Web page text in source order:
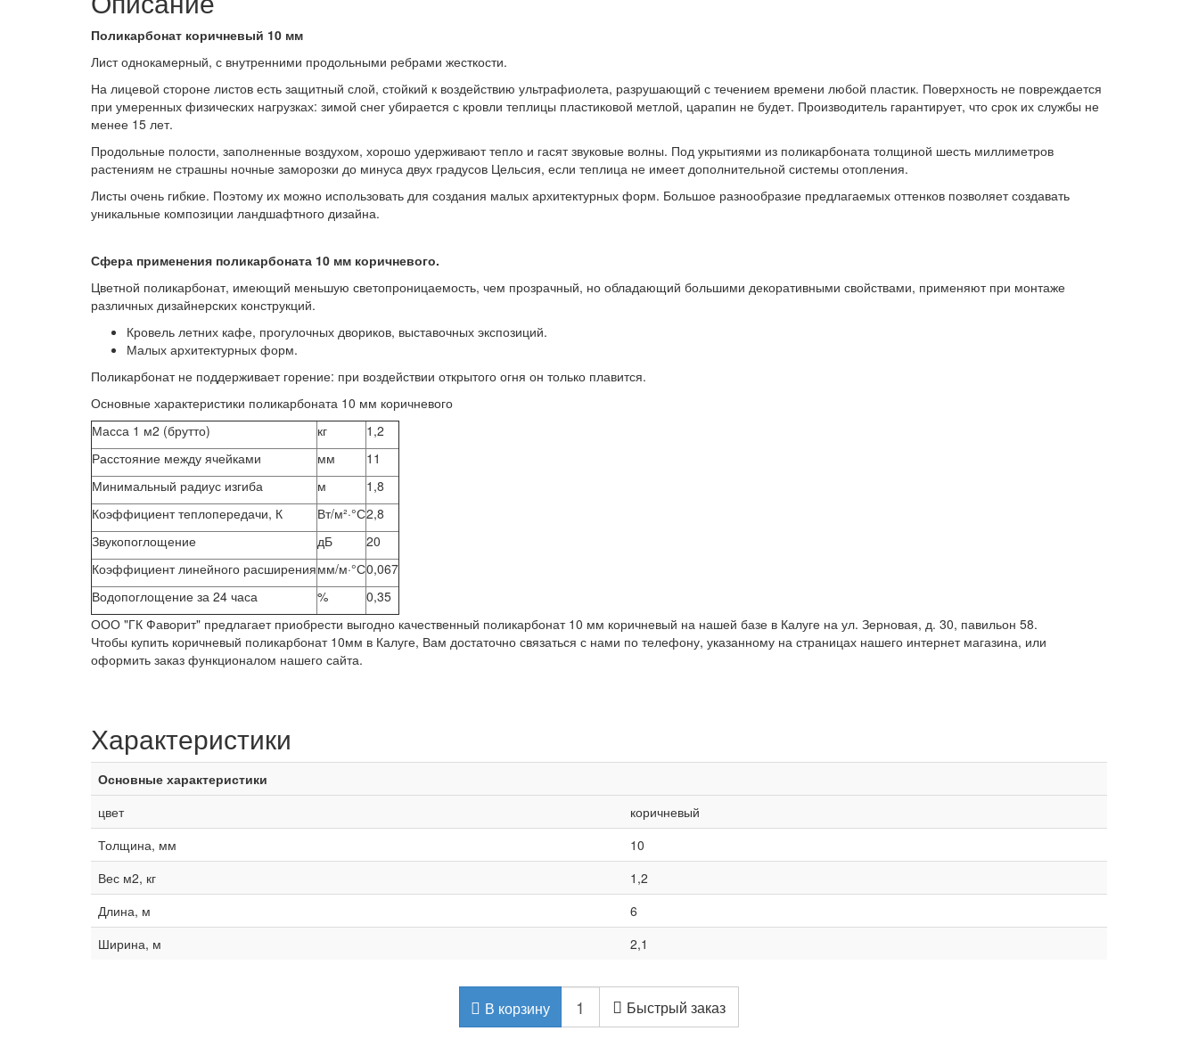
Поликарбонат коричневый 10 мм
Лист однокамерный, с внутренними продольными ребрами жесткости.
На лицевой стороне листов есть защитный слой, стойкий к воздействию ультрафиолета, разрушающий с течением времени любой пластик. Поверхность не повреждается
при умеренных физических нагрузках: зимой снег убирается с кровли теплицы пластиковой метлой, царапин не будет. Производитель гарантирует, что срок их службы не
менее 15 лет.
Продольные полости, заполненные воздухом, хорошо удерживают тепло и гасят звуковые волны. Под укрытиями из поликарбоната толщиной шесть миллиметров
растениям не страшны ночные заморозки до минуса двух градусов Цельсия, если теплица не имеет дополнительной системы отопления.
Листы очень гибкие. Поэтому их можно использовать для создания малых архитектурных форм. Большое разнообразие предлагаемых оттенков позволяет создавать
уникальные композиции ландшафтного дизайна.
Сфера применения поликарбоната 10 мм коричневого.
Цветной поликарбонат, имеющий меньшую светопроницаемость, чем прозрачный, но обладающий большими декоративными свойствами, применяют при монтаже
различных дизайнерских конструкций.
Кровель летних кафе, прогулочных двориков, выставочных экспозиций.
Малых архитектурных форм.
Поликарбонат не поддерживает горение: при воздействии открытого огня он только плавится.
Основные характеристики поликарбоната 10 мм коричневого
Масса 1 м2 (брутто)
кг
1,2
Расстояние между ячейками
мм
11
Минимальный радиус изгиба
м
1,8
Коэффициент теплопередачи, К
Вт/м²·°С2,8
Звукопоглощение
дБ
20
Коэффициент линейного расширениямм/м·°С0,067
Водопоглощение за 24 часа
%
0,35
ООО "ГК Фаворит" предлагает приобрести выгодно качественный поликарбонат 10 мм коричневый на нашей базе в Калуге на ул. Зерновая, д. 30, павильон 58.
Чтобы купить коричневый поликарбонат 10мм в Калуге, Вам достаточно связаться с нами по телефону, указанному на страницах нашего интернет магазина, или
оформить заказ функционалом нашего сайта.
Характеристики
Основные характеристики
цвет
коричневый
Толщина, мм
10
Вес м2, кг
1,2
Длина, м
6
Ширина, м
2,1
В корзину Быстрый заказ